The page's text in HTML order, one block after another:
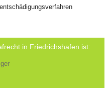
in Friedrichshafen ist: